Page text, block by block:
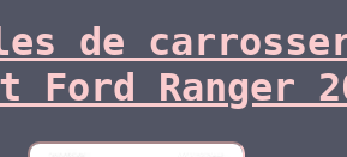
de
Ford Ranger